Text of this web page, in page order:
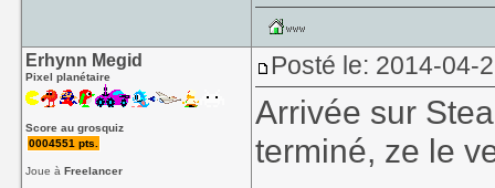
Erhynn Megid
Pixel planétaire
Score au grosquiz
0004551 pts.
Joue àFreelancer
Posté le: 2014-04-
Arrivée sur
terminé, ze le